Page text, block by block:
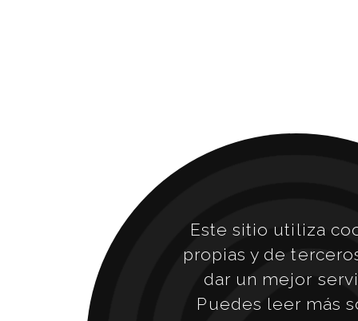
Este sitio utiliza
propias y de
dar un mejor
Puedes leer más